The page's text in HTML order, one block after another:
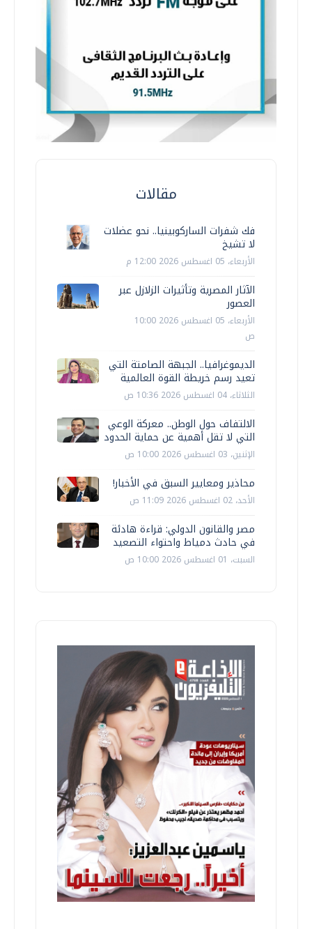
مقالات
فك شفرات الساركوبينيا.. نحو عضلات
لا تشيخ
الأربعاء، 05 اغسطس 2026 12:00 م
الآثار المصرية وتأثيرات الزلازل عبر
العصور
الأربعاء، 05 اغسطس 2026 10:00
ص
الديموغرافيا.. الجبهة الصامتة التي
تعيد رسم خريطة القوة العالمية
الثلاثاء، 04 اغسطس 2026 10:36 ص
الالتفاف حول الوطن.. معركة الوعي
التي لا تقل أهمية عن حماية الحدود
الإثنين، 03 اغسطس 2026 10:00 ص
محاذير ومعايير السبق في الأخبار!
الأحد، 02 اغسطس 2026 11:09 ص
مصر والقانون الدولي: قراءة هادئة
في حادث دمياط واحتواء التصعيد
السبت، 01 اغسطس 2026 10:00 ص